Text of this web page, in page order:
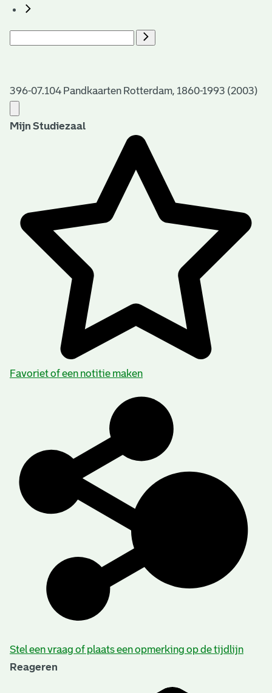
396-07.104 Pandkaarten Rotterdam, 1860-1993 (2003)
Mijn Studiezaal
Favoriet of een notitie maken
Stel een vraag of plaats een opmerking op de tijdlijn
Reageren